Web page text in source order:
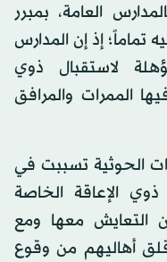
العامة، بمبرر
إذ إن المدارس
لاستقبال ذوي
الممرات والمرافق
الحوثية تسببت في
الإعاقة الخاصة
التعايش معها ومع
أهاليهم من وقوع